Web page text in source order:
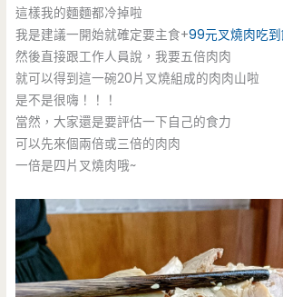
這樣我的麵麵都冷掉啦
我是建議一開始就確定要主食+99元叉燒肉吃
然後直接跟工作人員說，我要五倍肉肉
就可以得到這一碗20片叉燒組成的肉肉山啦
是不是很嗨！！！
當然，大家還是要評估一下自己的食力
可以先來個兩倍或三倍的肉肉
一倍是四片叉燒肉哦~